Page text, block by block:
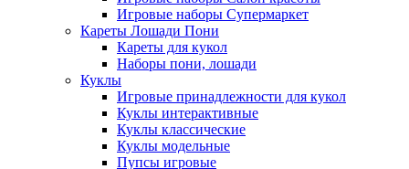
Игровые наборы Супермаркет
Кареты Лошади Пони
Кареты для кукол
Наборы пони, лошади
Куклы
Игровые принадлежности для кукол
Куклы интерактивные
Куклы классические
Куклы модельные
Пупсы игровые